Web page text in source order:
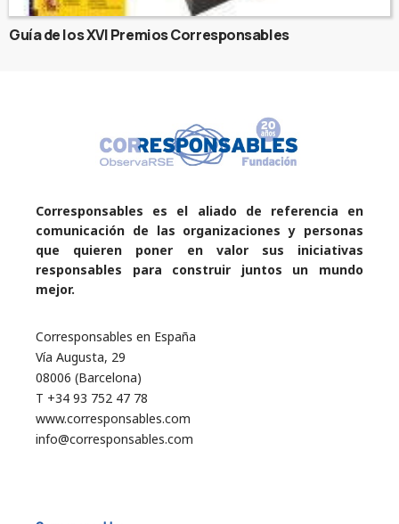
Guía de los XVI Premios Corresponsables
Corresponsables es el aliado de referencia en
comunicación de las organizaciones y personas
que quieren poner en valor sus iniciativas
responsables para construir juntos un mundo
mejor.
Corresponsables en España
Vía Augusta, 29
08006 (Barcelona)
T +34 93 752 47 78
www.corresponsables.com
info@corresponsables.com